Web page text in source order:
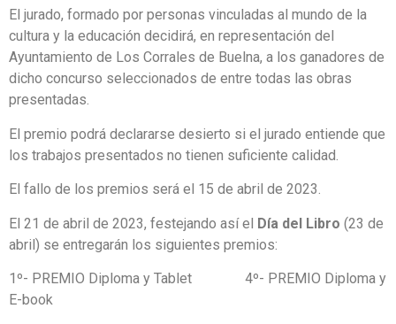
El jurado, formado por personas vinculadas al mundo de la
cultura y la educación decidirá, en representación del
Ayuntamiento de Los Corrales de Buelna, a los ganadores de
dicho concurso seleccionados de entre todas las obras
presentadas.
El premio podrá declararse desierto si el jurado entiende que
los trabajos presentados no tienen suficiente calidad.
El fallo de los premios será el 15 de abril de 2023.
El 21 de abril de 2023, festejando así el Día del Libro (23 de
abril) se entregarán los siguientes premios:
1º- PREMIO Diploma y Tablet 4º- PREMIO Diploma y
E-book